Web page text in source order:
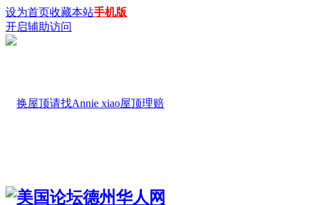
设为首页收藏本站手机版
开启辅助访问